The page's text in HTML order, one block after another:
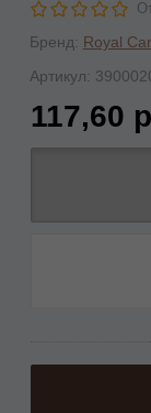
Бренд: Royal
Артикул:
117,60